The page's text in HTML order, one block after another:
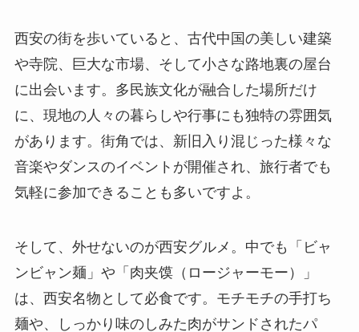
西安の街を歩いていると、古代中国の美しい建築
や寺院、巨大な市場、そして小さな路地裏の屋台
に出会います。多民族文化が融合した場所だけ
に、現地の人々の暮らしや行事にも独特の雰囲気
があります。街角では、新旧入り混じった様々な
音楽やダンスのイベントが開催され、旅行者でも
気軽に参加できることも多いですよ。
そして、外せないのが西安グルメ。中でも「ビャ
ンビャン麺」や「肉夹馍（ロージャーモー）」
は、西安名物として必食です。モチモチの手打ち
麺や、しっかり味のしみた肉がサンドされたパ